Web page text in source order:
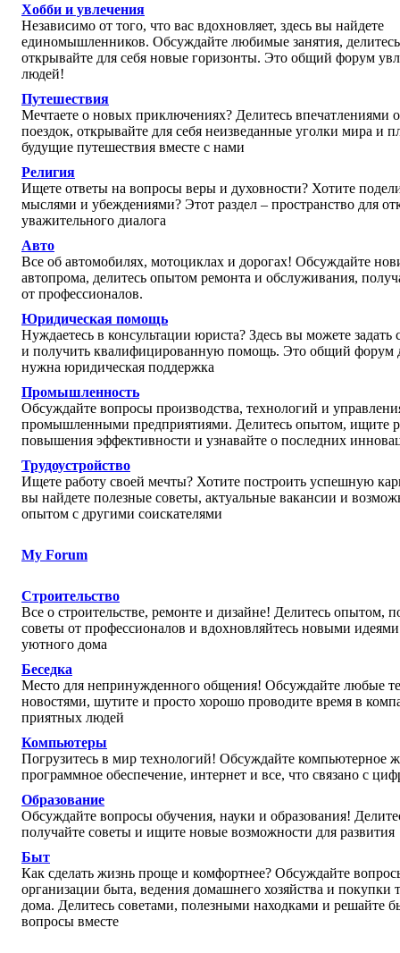
Хобби и увлечения
Независимо от того, что вас вдохновляет, здесь вы найдете
единомышленников. Обсуждайте любимые занятия,
открывайте для себя новые горизонты. Это общий форум
людей!
Путешествия
Мечтаете о новых приключениях? Делитесь впечатлениями
поездок, открывайте для себя неизведанные уголки мира и
будущие путешествия вместе с нами
Религия
Ищете ответы на вопросы веры и духовности? Хотите
мыслями и убеждениями? Этот раздел – пространство для
уважительного диалога
Авто
Все об автомобилях, мотоциклах и дорогах! Обсуждайте
автопрома, делитесь опытом ремонта и обслуживания,
от профессионалов.
Юридическая помощь
Нуждаетесь в консультации юриста? Здесь вы можете задать
и получить квалифицированную помощь. Это общий форум
нужна юридическая поддержка
Промышленность
Обсуждайте вопросы производства, технологий и
промышленными предприятиями. Делитесь опытом, ищите
повышения эффективности и узнавайте о последних
Трудоустройство
Ищете работу своей мечты? Хотите построить успешную
вы найдете полезные советы, актуальные вакансии и
опытом с другими соискателями
My Forum
Строительство
Все о строительстве, ремонте и дизайне! Делитесь опытом,
советы от профессионалов и вдохновляйтесь новыми идеями
уютного дома
Беседка
Место для непринужденного общения! Обсуждайте любые
новостями, шутите и просто хорошо проводите время в
приятных людей
Компьютеры
Погрузитесь в мир технологий! Обсуждайте компьютерное
программное обеспечение, интернет и все, что связано с
Образование
Обсуждайте вопросы обучения, науки и образования!
получайте советы и ищите новые возможности для развития
Быт
Как сделать жизнь проще и комфортнее? Обсуждайте
организации быта, ведения домашнего хозяйства и покупки
дома. Делитесь советами, полезными находками и решайте
вопросы вместе